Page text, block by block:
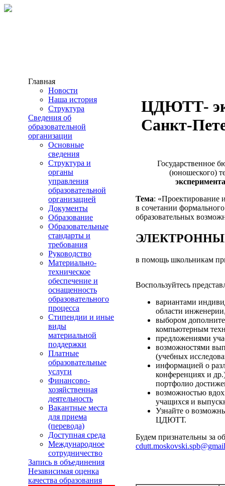
Главная
Новости
Наша история
Структура
Сведения об
образовательной
организации
Основные
сведения
Структура и
органы
управления
образовательной
организацией
Документы
Образование
Образовательные
стандарты и
требования
Руководство
Материально-
техническое
обеспечение и
оснащенность
образовательного
процесса
Стипендии и иные
виды
материальной
поддержки
Платные
образовательные
услуги
Финансово-
хозяйственная
деятельность
Вакантные места
для приема
(перевода)
Доступная среда
Международное
сотрудничество
Запись в объединения
Независимая оценка
качества образования
ЦДЮТТ-
Санкт-
Государственное
(юношеского)
Тема: «Проектирование
в сочетании
образовательных
в помощь школьникам
Воспользуйтесь
вариантами
области
выбором
компьютерным
предложениями
возможностями
(учебных
информацией о
конференциях и
портфолио
возможностью
учащихся и
Узнайте о
ЦДЮТТ.
Будем признательны за